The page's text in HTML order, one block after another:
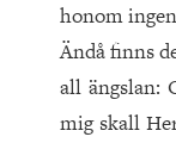
honom
Ändå finns
all ängslan:
mig skall